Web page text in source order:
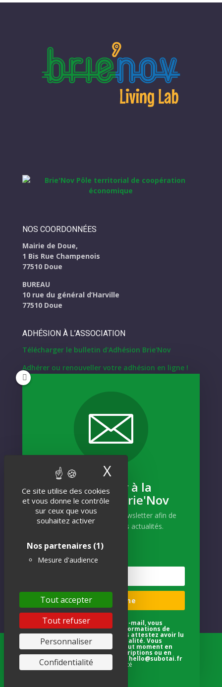
Ce site utilise des cookies
et vous donne le contrôle
sur ceux que vous
souhaitez activer
Nos partenaires (1)
Mesure d'audience
Tout accepter
Tout refuser
Personnaliser
Confidentialité
X
NOS COORDONNÉES
Mairie de Doue,
1 Bis Rue Champenois
77510 Doue
BUREAU
10 rue du général d’Harville
77510 Doue
ADHÉSION À L’ASSOCIATION
Télécharger le bulletin d'Adhésion Brie'Nov
Adhérer ou renouveller votre adhésion en ligne !
Formulaire de contact
Inscrivez-vous
Et recevez notre actualité !
S'INSCRIRE
Tous droits réservés © 2018 Brie'Nov -Réalisation
Atelier Subotaï-Mentions légales-Politique de
S'abonner à la
Newsletter Brie'Nov
Abonnez-vous à notre newsletter afin de
recevoir nos dernières actualités.
Je m'abonne
En indiquant votre adresse e-mail, vous
acceptez de recevoir des informations de
notre part via e-mail, et vous attestez avoir lu
notre politique de confidentialité. Vous
pouvez vous désinscrire à tout moment en
utilisant les liens de désinscriptions ou en
nous contactant par e-mail : hello@subotai.fr
Voir la politique de confidentialité